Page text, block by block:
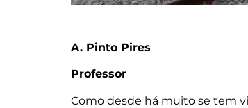
A. Pinto Pires
Professor
Como desde há muito se tem